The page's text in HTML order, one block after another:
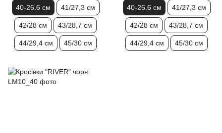
40-26.6 см 41/27,3 см
42/28 см 43/28,7 см
44/29,4 см 45/30 см
40-26.6 см 41/27,3 см
42/28 см 43/28,7 см
44/29,4 см 45/30 см